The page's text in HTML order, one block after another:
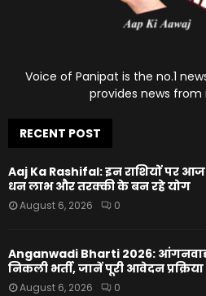
Voice of Panipat is the no.1
provides news from
RECENT POST
Aaj Ka Rashifal: इन राशियों पर
धन लाभ और तरक्की के बन रहे योग
August 6, 2026 0
Anganwadi Bharti 2026:
निकली भर्ती, जानें पूरी आवेदन प्रक्रिया
August 6, 2026 0